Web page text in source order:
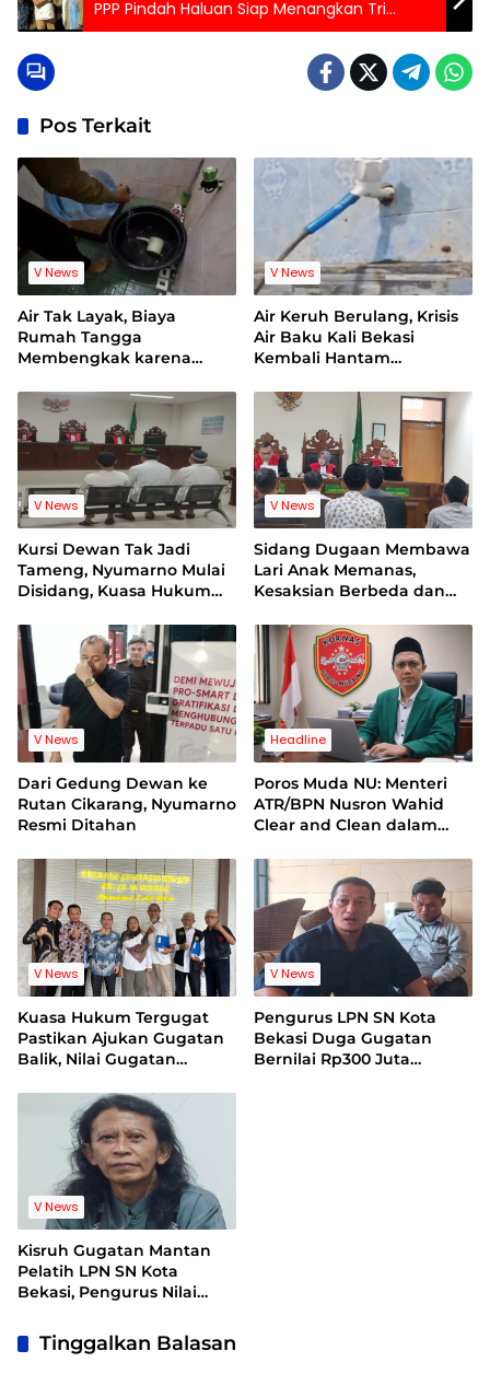
PPP Pindah Haluan Siap Menangkan Tri
Adhianto
Pos Terkait
V News
Air Tak Layak, Biaya
Rumah Tangga
Membengkak karena
Bersih
V News
Air Keruh Berulang, Krisis
Air Baku Kali Bekasi
Kembali Hantam
V News
Kursi Dewan Tak Jadi
Tameng, Nyumarno Mulai
Disidang, Kuasa Hukum
Hukum Bebas Intervensi
V News
Sidang Dugaan Membawa
Lari Anak Memanas,
Kesaksian Berbeda dan
V News
Dari Gedung Dewan ke
Rutan Cikarang, Nyumarno
Resmi Ditahan
Headline
Poros Muda NU: Menteri
ATR/BPN Nusron Wahid
Clear and Clean dalam
Kuansing
V News
Kuasa Hukum Tergugat
Pastikan Ajukan Gugatan
Balik, Nilai Gugatan
Legal Standing
V News
Pengurus LPN SN Kota
Bekasi Duga Gugatan
Bernilai Rp300 Juta
V News
Kisruh Gugatan Mantan
Pelatih LPN SN Kota
Bekasi, Pengurus Nilai
Berdasar
Tinggalkan Balasan